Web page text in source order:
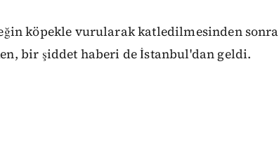
köpekle vurularak katledilmesinden sonra
bir şiddet haberi de İstanbul'dan geldi.